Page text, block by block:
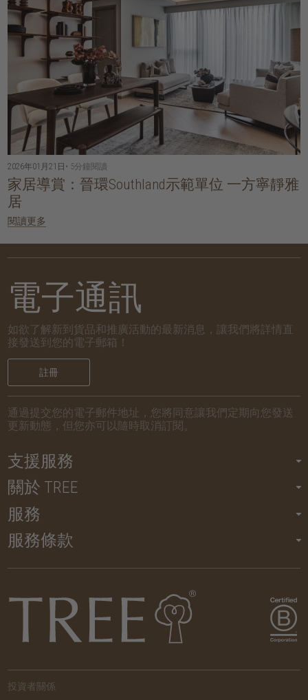
2026年01月21日 • 5分鐘閱讀
家居導賞：晉環Southland示範單位 一方寧靜雅
居
閱讀更多
電子通訊
如欲了解新到貨品和推廣活動的最新消息，讓我們將詳情直
接發送到您的電子郵箱！
註冊
通過提交您的電子郵件地址，您將同意讓我們定期向您發送
更新動態，但您亦可以隨時取消訂閱。
支援服務
關於 TREE
服務
服務條款
投資者關係